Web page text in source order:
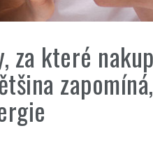
za které